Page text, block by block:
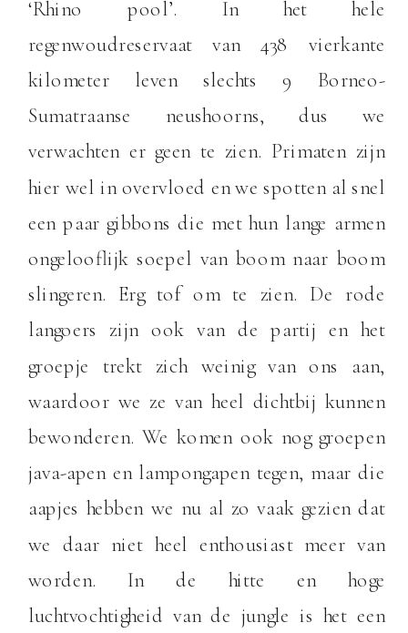
‘Rhino pool’. In het hele
regenwoudreservaat van 438 vierkante
kilometer leven slechts 9 Borneo-
Sumatraanse neushoorns, dus we
verwachten er geen te zien. Primaten zijn
hier wel in overvloed en we spotten al snel
een paar gibbons die met hun lange armen
ongelooflijk soepel van boom naar boom
slingeren. Erg tof om te zien. De rode
langoers zijn ook van de partij en het
groepje trekt zich weinig van ons aan,
waardoor we ze van heel dichtbij kunnen
bewonderen. We komen ook nog groepen
java-apen en lampongapen tegen, maar die
aapjes hebben we nu al zo vaak gezien dat
we daar niet heel enthousiast meer van
worden. In de hitte en hoge
luchtvochtigheid van de jungle is het een